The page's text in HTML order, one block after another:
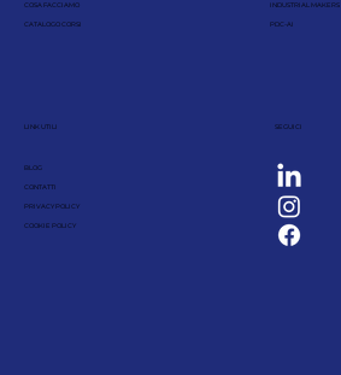
COSA FACCIAMO
CATALOGO CORSI
INDUSTRIAL MAKERS
PDC-AI
LINK UTILI
BLOG
CONTATTI
PRIVACY POLICY
COOKIE POLICY
SEGUICI